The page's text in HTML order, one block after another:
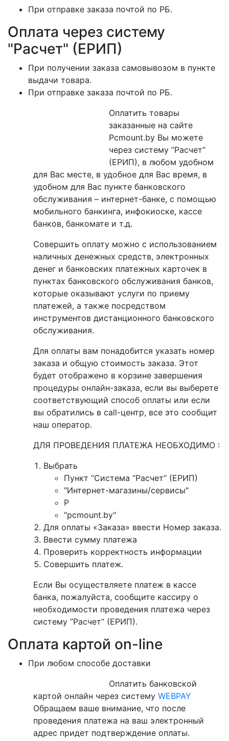
При отправке заказа почтой по РБ.
Оплата через систему
"Расчет" (ЕРИП)
При получении заказа самовывозом в пункте
выдачи товара.
При отправке заказа почтой по РБ.
Оплатить товары
заказанные на сайте
Pcmount.by Вы можете
через систему ”Расчет“
(ЕРИП), в любом удобном
для Вас месте, в удобное для Вас время, в
удобном для Вас пункте банковского
обслуживания – интернет-банке, с помощью
мобильного банкинга, инфокиоске, кассе
банков, банкомате и т.д.
Совершить оплату можно с использованием
наличных денежных средств, электронных
денег и банковских платежных карточек в
пунктах банковского обслуживания банков,
которые оказывают услуги по приему
платежей, а также посредством
инструментов дистанционного банковского
обслуживания.
Для оплаты вам понадобится указать номер
заказа и общую стоимость заказа. Этот
будет отображено в корзине завершения
процедуры онлайн-заказа, если вы выберете
соответствующий способ оплаты или если
вы обратились в call-центр, все это сообщит
наш оператор.
ДЛЯ ПРОВЕДЕНИЯ ПЛАТЕЖА НЕОБХОДИМО :
Выбрать
Пункт “Система “Расчет” (ЕРИП)
"Интернет-магазины/сервисы"
P
"pcmount.by"
Для оплаты «Заказа» ввести Номер заказа.
Ввести сумму платежа
Проверить корректность информации
Совершить платеж.
Если Вы осуществляете платеж в кассе
банка, пожалуйста, сообщите кассиру о
необходимости проведения платежа через
систему ”Расчет“ (ЕРИП).
Оплата картой on-line
При любом способе доставки
Оплатить банковской
картой онлайн через систему WEBPAY
Обращаем ваше внимание, что после
проведения платежа на ваш электронный
адрес придет подтверждение оплаты.